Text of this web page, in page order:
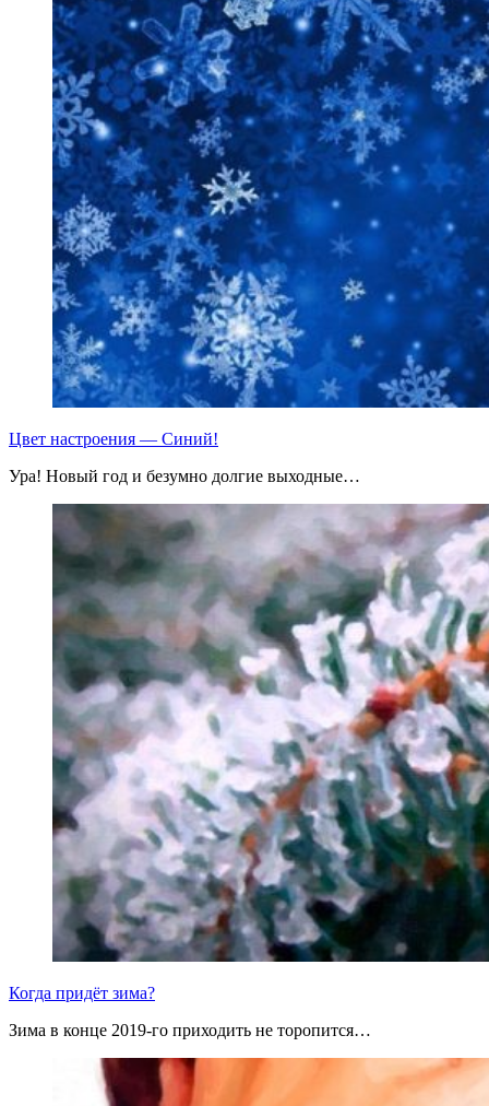
Цвет настроения — Синий!
Ура! Новый год и безумно долгие выходные…
Когда придёт зима?
Зима в конце 2019-го приходить не торопится…